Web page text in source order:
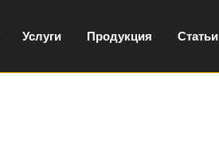
Услуги Продукция Статьи